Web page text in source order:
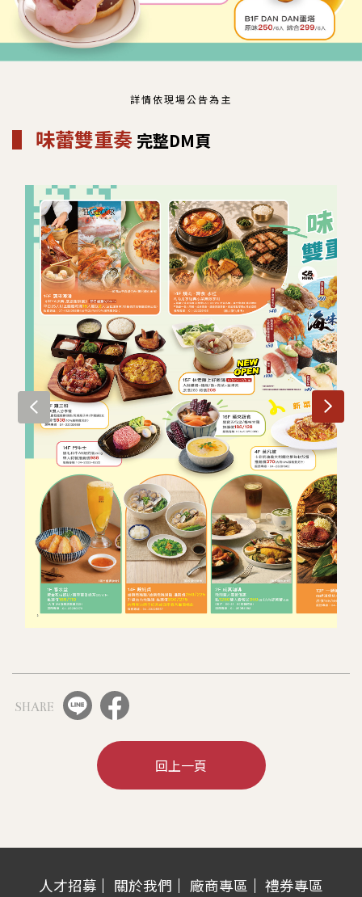
詳情依現場公告為主
▌ 味蕾雙重奏 完整DM頁
SHARE
回上一頁
人才招募 關於我們 廠商專區 禮券專區